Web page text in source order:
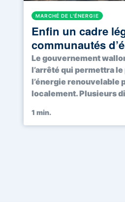
MARCHÉ DE L'ÉNERGIE
Enfin un cadre
communautés
Le gouvernement
l’arrêté qui permettra
l’énergie renouvelable
localement. Plusieurs
1 min.